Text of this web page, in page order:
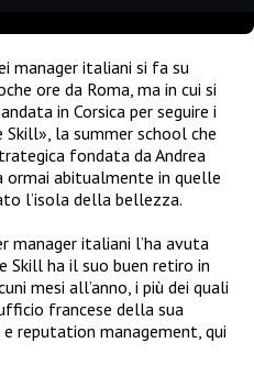
manager italiani si fa su
ore da Roma, ma in cui si
in Corsica per seguire i
la summer school che
fondata da Andrea
ormai abitualmente in quelle
l’isola della bellezza.
manager italiani l’ha avuta
Skill ha il suo buen retiro in
mesi all’anno, i più dei quali
francese della sua
reputation management, qui